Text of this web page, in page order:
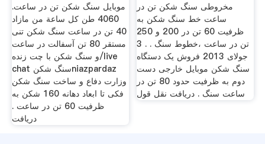
موبایل سنگ شکن تن در ساعت.
4060 طن كل ساعة من مازاد
40 تن در ساعت سنگ شکن تنی
مستقر 80 تن آسفالت در ساعت
و سنگ شکن با چت زنده/live
chat سنگ شکنniazpardaz
وزارت دفاع و ساخت سنگ شکن
فکی تا ابعاد دهانه 160 شکن به
ظرفیت 60 تن در ساعت .
دریافت
مخروطی سنگ شکن تن در
ساعت خط سنگ شکن به
ظرفیت 60 تن در 200 و 250
تن در ساعت ،خطوط سنگ . . 3
جولای 2013 فروش یک دستگاه
سنگ شکن موبایل خارجی دست
دوم به ظرفیت حدود 80 تن در
ساعت سنگ . دریافت نقل قول